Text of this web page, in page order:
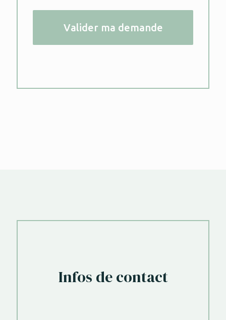
Valider ma demande
Infos de contact